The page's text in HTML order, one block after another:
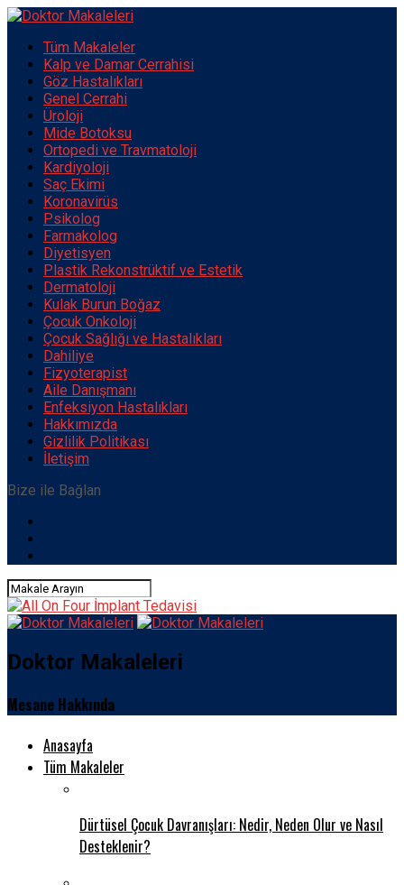
Tüm Makaleler
Kalp ve Damar Cerrahisi
Göz Hastalıkları
Genel Cerrahi
Üroloji
Mide Botoksu
Ortopedi ve Travmatoloji
Kardiyoloji
Saç Ekimi
Koronavirüs
Psikolog
Farmakolog
Diyetisyen
Plastik Rekonstrüktif ve Estetik
Dermatoloji
Kulak Burun Boğaz
Çocuk Onkoloji
Çocuk Sağlığı ve Hastalıkları
Dahiliye
Fizyoterapist
Aile Danışmanı
Enfeksiyon Hastalıkları
Hakkımızda
Gizlilik Politikası
İletişim
Bize ile Bağlan
Doktor Makaleleri
Mesane Hakkında
Anasayfa
Tüm Makaleler
Dürtüsel Çocuk Davranışları: Nedir, Neden Olur ve Nasıl
Desteklenir?